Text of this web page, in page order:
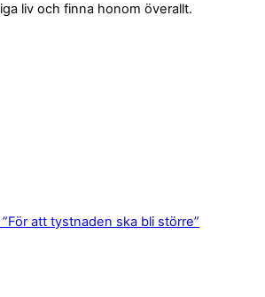
liv och finna honom överallt.
”För att tystnaden ska bli större”